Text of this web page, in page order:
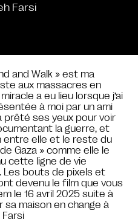
Farsi
and Walk » est ma
aux massacres en
a eu lieu lorsque j’ai
à moi par un ami
prêté ses yeux pour voir
la guerre, et
entre elle et le reste du
Gaza » comme elle le
cette ligne de vie
Les bouts de pixels et
devenu le film que vous
le 16 avril 2025 suite à
sa maison en change à
Farsi